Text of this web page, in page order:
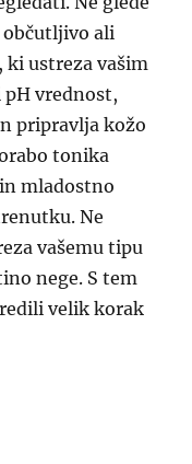
občutljivo ali
ustreza vašim
pH vrednost,
pripravlja kožo
tonika
mladostno
Ne
vašemu tipu
nege. S tem
velik korak